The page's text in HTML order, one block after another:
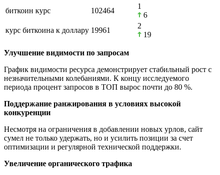
биткоин курс
102464
1
6
курс биткоина к доллару 19961
2
19
Улучшение видимости по запросам
График видимости ресурса демонстрирует стабильный рост с
незначительными колебаниями. К концу исследуемого
периода процент запросов в ТОП вырос почти до 80 %.
Поддержание ранжирования в условиях высокой
конкуренции
Несмотря на ограничения в добавлении новых урлов, сайт
сумел не только удержать, но и усилить позиции за счет
оптимизации и регулярной технической поддержки.
Увеличение органического трафика